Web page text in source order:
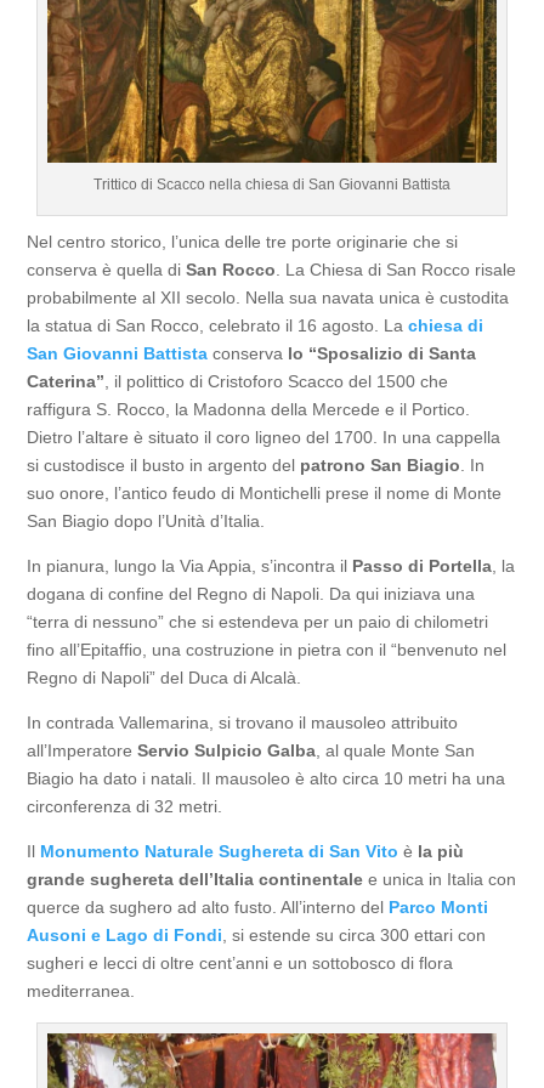
Trittico di Scacco nella chiesa di San Giovanni Battista
Nel centro storico, l’unica delle tre porte originarie che si
conserva è quella diSan Rocco . La Chiesa di San Rocco risale
probabilmente al XII secolo. Nella sua navata unica è custodita
la statua di San Rocco, celebrato il 16 agosto. Lachiesa di
San Giovanni Battista conserva lo “Sposalizio di Santa
Caterina” , il polittico di Cristoforo Scacco del 1500 che
raffigura S. Rocco, la Madonna della Mercede e il Portico.
Dietro l’altare è situato il coro ligneo del 1700. In una cappella
si custodisce il busto in argento del patrono San Biagio . In
suo onore, l’antico feudo di Montichelli prese il nome di Monte
San Biagio dopo l’Unità d’Italia.
In pianura, lungo la Via Appia, s’incontra il Passo di Portella , la
dogana di confine del Regno di Napoli. Da qui iniziava una
“terra di nessuno” che si estendeva per un paio di chilometri
fino all’Epitaffio, una costruzione in pietra con il “benvenuto nel
Regno di Napoli” del Duca di Alcalà.
In contrada Vallemarina, si trovano il mausoleo attribuito
all’ImperatoreServio Sulpicio Galba , al quale Monte San
Biagio ha dato i natali. Il mausoleo è alto circa 10 metri ha una
circonferenza di 32 metri.
Il Monumento Naturale Sughereta di San Vito è la più
grande sughereta dell’Italia continentale e unica in Italia con
querce da sughero ad alto fusto. All’interno del Parco Monti
Ausoni e Lago di Fondi , si estende su circa 300 ettari con
sugheri e lecci di oltre cent’anni e un sottobosco di flora
mediterranea.